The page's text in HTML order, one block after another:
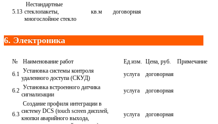
5.13
Нестандартные
стеклопакеты,
многослойное стекло
кв.м договорная
6. Электроника
№ Наименование работ Ед.изм. Цена, руб.
Примечание
6.1 Установка системы контроля
удаленного доступа (СКУД)
услуга договорная
6.2 Установка встроенного датчика
сигнализации
услуга договорная
6.3
Создание профиля интеграции в
систему DCS (touch screen дисплей,
кнопки аварийного выхода,
услуга договорная